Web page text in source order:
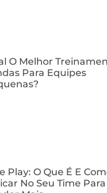
O Melhor
Para Equipes
Play: O Que É E
No Seu Time Para